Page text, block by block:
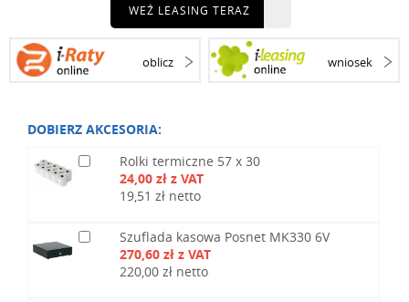
WEŹ LEASING TERAZ
oblicz wniosek
DOBIERZ AKCESORIA:
Rolki termiczne 57 x 30
24,00 zł z VAT
19,51 zł netto
Szuflada kasowa Posnet MK330 6V
270,60 zł z VAT
220,00 zł netto